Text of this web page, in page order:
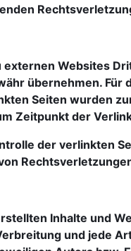
Websites
übernehmen.
Seiten wurden
Zeitpunkt der
der verlinkten
Inhalte und
und jede